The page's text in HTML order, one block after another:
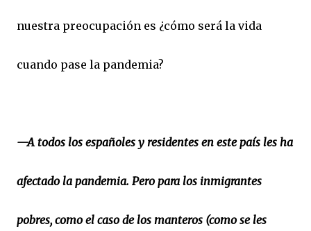
nuestra preocupación es ¿cómo será la vida
cuando pase la pandemia?
—A todos los españoles y residentes en este país les ha
afectado la pandemia. Pero para los inmigrantes
pobres, como el caso de los manteros (como se les